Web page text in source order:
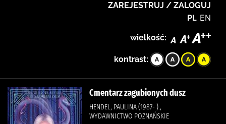
ZAREJESTRUJ / ZALOGUJ
PL EN
wielkość:
kontrast:
Cmentarz zagubionych dusz
HENDEL, PAULINA (1987- ).,
WYDAWNICTWO POZNAŃSKIE